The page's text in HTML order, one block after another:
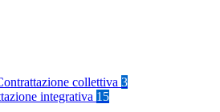
collettiva 3
integrativa 15